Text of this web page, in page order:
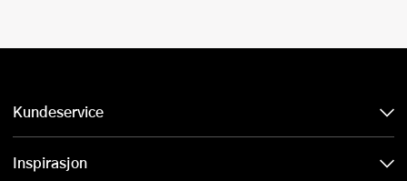
Kundeservice
Inspirasjon